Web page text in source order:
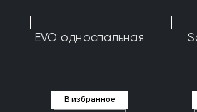
EVO односпальная
В избранное